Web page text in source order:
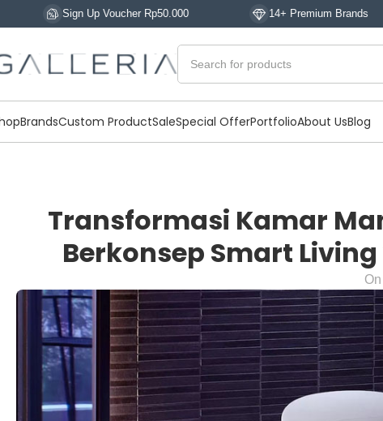
Up Voucher Rp50.000 14+ Premium Brands
BrandsCustom ProductSaleSpecial OfferPortfolioAbout UsBlog
Transformasi Kamar
Berkonsep Smart